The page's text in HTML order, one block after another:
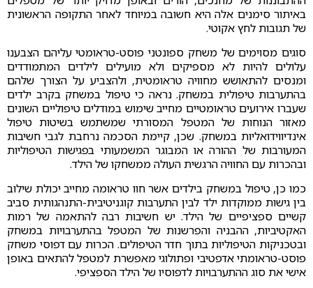
באיתור סימנים אלה היא חשובה במיוחד לאחר התקופה הראשונית
של תגובות לחץ אקוטי.
סוגים מסוימים של משחק ספונטני פוסט-טראומטי עליהם הצבענו
עלולים להיות לא מספיקים ולא מועילים לילדים המתמודדים
ומנסים להתאושש מחוויה טראומטית, ולהצביע על הצורך שלהם
בהתערבות טיפולית במשחק. נראה כי טיפול במשחק בקרב ילדים
שעברו אירועים טראומטיים מחייב שימוש במודלים טיפוליים השונים
מאזור הנוחות של המטפל המסורתי שמשתמש בשיטות טיפול
אינדיווידואליות במשחק. שכן, קיימת הסכמה נרחבת לגבי חשיבות
המעורבות של ההורה או המבוגר המשמעותי בפגישות הטיפוליות
ובהכרות עם החוויה הרגשית העולה ממשחקו של הילד.
כמו כן, טיפול במשחק בילדים אשר חוו טראומה מחייב יכולת שילוב
בין גישות ממוקדות ילד לבין התערבות קוגניטיבית-התנהגותית סביב
קשיים ספציפיים של הילד. יש חשיבות רבה להתאמה של רמות
האקטיביות, ההבניה והפרשנות של המטפל בהתערבויות במשחק
ובטכניקות הטיפוליות בתוך חדר הטיפולים. הכרות עם דפוסי משחק
פוסט-טראומתי אדפטיבי ופתולוגי מאפשרת למטפל להתאים באופן
אישי את סוג ההתערבויות לדפוסיו של הילד הספציפי.